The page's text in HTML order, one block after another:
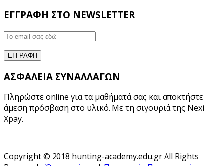
ΕΓΓΡΑΦΗ ΣΤΟ NEWSLETTER
ΑΣΦΑΛΕΙΑ ΣΥΝΑΛΛΑΓΩΝ
Πληρώστε online για τα μαθήματά σας και αποκτήστε
άμεση πρόσβαση στο υλικό. Με τη σιγουριά της Nexi
Xpay.
Copyright © 2018 hunting-academy.edu.gr All Rights